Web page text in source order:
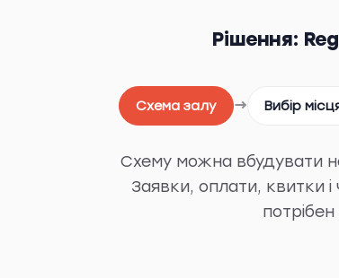
Рішення:
Схема залу → Вибір
Схему можна вбудувати
Заявки, оплати, квитки